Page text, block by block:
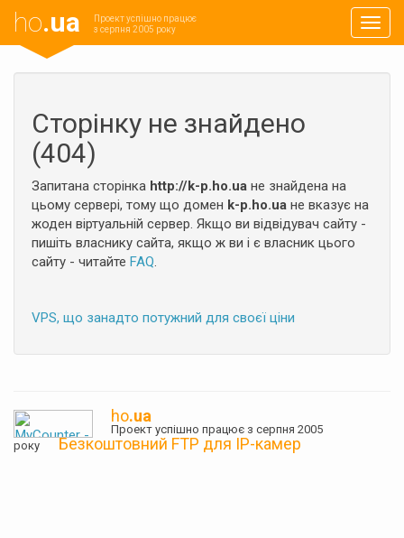
ho.ua
Проект успішно працює
з серпня 2005 року
Сторінку не знайдено
(404)
Запитана сторінка http://k-p.ho.ua не знайдена на
цьому сервері, тому що домен k-p.ho.ua не вказує на
жоден віртуальній сервер. Якщо ви відвідувач сайту -
пишіть власнику сайта, якщо ж ви і є власник цього
сайту - читайте FAQ.
VPS, що занадто потужний для своєї ціни
ho.ua
Проект успішно працює з серпня 2005
року Безкоштовний FTP для IP-камер